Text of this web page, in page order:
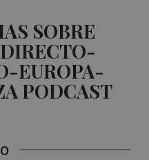
SOBRE
EUROPA-
PODCAST